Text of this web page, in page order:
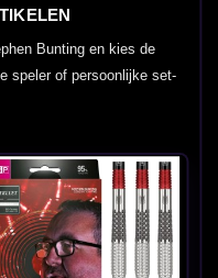
Bunting en kies de
speler of persoonlijke set-